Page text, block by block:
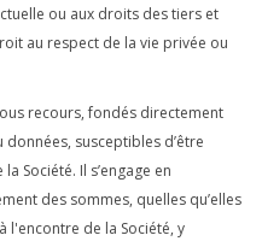
ou aux droits des tiers et
au respect de la vie privée ou
recours, fondés directement
susceptibles d’être
Société. Il s’engage en
des sommes, quelles qu’elles
l'encontre de la Société, y